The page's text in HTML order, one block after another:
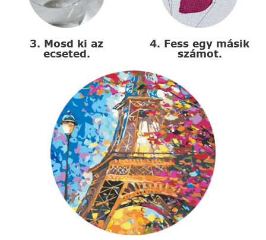
3. Mosd ki az
ecseted.
4. Fess egy másik
számot.